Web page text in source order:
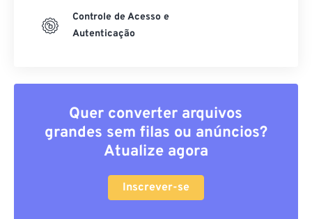
Controle de Acesso e
Autenticação
Quer converter arquivos
grandes sem filas ou anúncios?
Atualize agora
Inscrever-se